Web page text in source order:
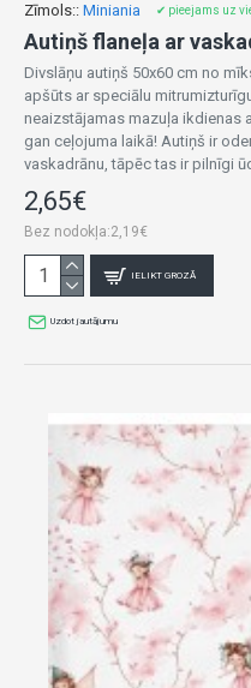
Zīmols:: Miniania ✔ pieejams uz
Divslāņu autiņš 50x60 cm no
apšūts ar speciālu
neaizstājamas mazuļa ikdienas
gan ceļojuma laikā! Autiņš ir
vaskadrānu, tāpēc tas ir pilnīgi
2,65€
Bez nodokļa:2,19€
IELIKT GROZĀ
Uzdot jautājumu